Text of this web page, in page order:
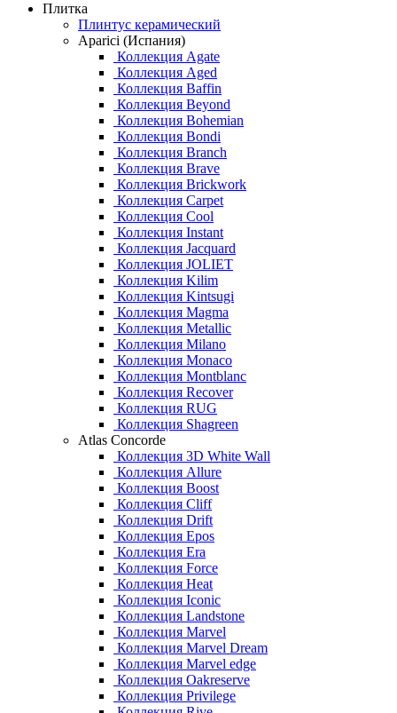
Плитка
Плинтус керамический
Aparici (Испания)
Коллекция Agate
Коллекция Aged
Коллекция Baffin
Коллекция Beyond
Коллекция Bohemian
Коллекция Bondi
Коллекция Branch
Коллекция Brave
Коллекция Brickwork
Коллекция Carpet
Коллекция Cool
Коллекция Instant
Коллекция Jacquard
Коллекция JOLIET
Коллекция Kilim
Коллекция Kintsugi
Коллекция Magma
Коллекция Metallic
Коллекция Milano
Коллекция Monaco
Коллекция Montblanc
Коллекция Recover
Коллекция RUG
Коллекция Shagreen
Atlas Concorde
Коллекция 3D White Wall
Коллекция Allure
Коллекция Boost
Коллекция Cliff
Коллекция Drift
Коллекция Epos
Коллекция Era
Коллекция Force
Коллекция Heat
Коллекция Iconic
Коллекция Landstone
Коллекция Marvel
Коллекция Marvel Dream
Коллекция Marvel edge
Коллекция Oakreserve
Коллекция Privilege